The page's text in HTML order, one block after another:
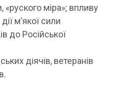
«руского міра»; впливу
м’якої сили
до Російської
діячів, ветеранів